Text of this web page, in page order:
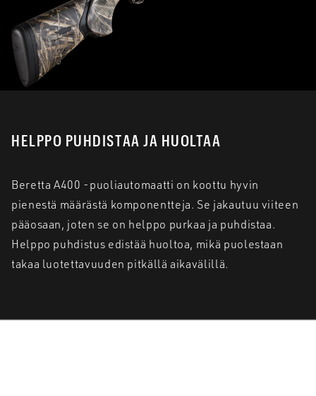
HELPPO PUHDISTAA JA HUOLTAA
Beretta A400 -puoliautomaatti on koottu hyvin
pienestä määrästä komponentteja. Se jakautuu viiteen
pääosaan, joten se on helppo purkaa ja puhdistaa.
Helppo puhdistus edistää huoltoa, mikä puolestaan
takaa luotettavuuden pitkällä aikavälillä.